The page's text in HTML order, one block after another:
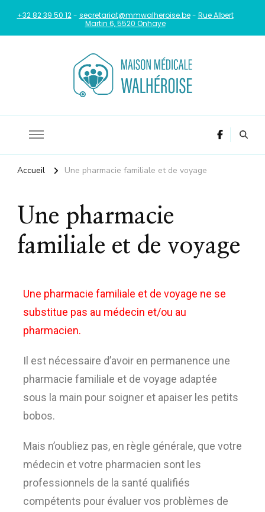
Accueil Une pharmacie familiale et de voyage
Une pharmacie
familiale et de voyage
Une pharmacie familiale et de voyage ne se
substitue pas au médecin et/ou au
pharmacien.
Il est nécessaire d’avoir en permanence une
pharmacie familiale et de voyage adaptée
sous la main pour soigner et apaiser les petits
bobos.
Mais n’oubliez pas, en règle générale, que votre
médecin et votre pharmacien sont les
professionnels de la santé qualifiés
compétents pour évaluer vos problèmes de
+32 82 39 50 12- secretariat@mmwalheroise.be- Rue Albert
Martin 6, 5520 Onhaye